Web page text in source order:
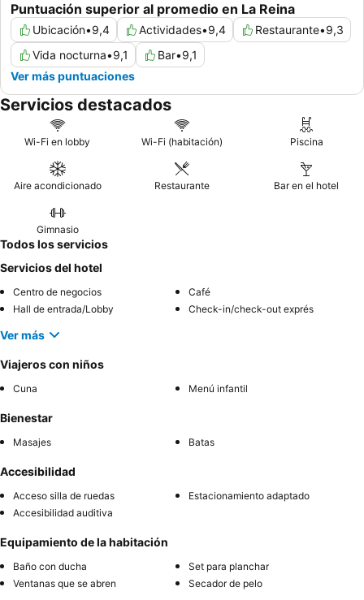
Puntuación superior al promedio en La Reina
Ubicación•9,4 Actividades•9,4 Restaurante•9,3
Vida nocturna•9,1 Bar•9,1
Ver más puntuaciones
Servicios destacados
Wi-Fi en lobby Wi-Fi (habitación) Piscina
Aire acondicionado Restaurante Bar en el hotel
Gimnasio
Todos los servicios
Servicios del hotel
Centro de negocios
Café
Hall de entrada/Lobby
Check-in/check-out exprés
Ver más
Viajeros con niños
Cuna Menú infantil
Bienestar
Masajes Batas
Accesibilidad
Acceso silla de ruedas
Estacionamiento adaptado
Accesibilidad auditiva
Equipamiento de la habitación
Baño con ducha
Set para planchar
Ventanas que se abren
Secador de pelo